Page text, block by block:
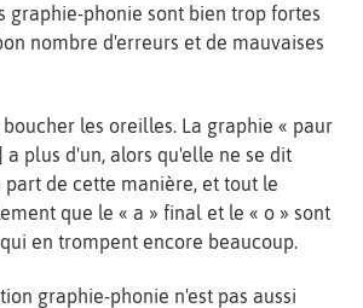
graphie-phonie sont bien trop fortes
nombre d'erreurs et de mauvaises
les oreilles. La graphie « paur
plus d'un, alors qu'elle ne se dit
de cette manière, et tout le
que le « a » final et le « o » sont
en trompent encore beaucoup.
graphie-phonie n'est pas aussi